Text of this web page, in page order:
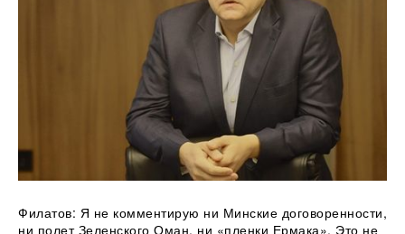
Филатов: Я не комментирую ни Минские договоренности,
ни полет Зеленского Оман, ни «пленки Ермака». Это не